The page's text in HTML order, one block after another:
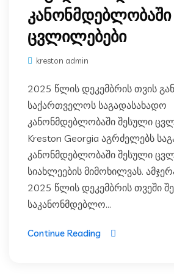
ცვლილებები
kreston admin
2025 წლის დეკემბრის თვის განმავლობაში
საქართველოს საგადასახადო
კანონმდებლობაში შესული
Kreston Georgia აგრძელებს
კანონმდებლობაში შესული
სიახლეების მიმოხილვას.
2025 წლის დეკემბრის თვეში
საკანონმდებლო...
Continue Reading